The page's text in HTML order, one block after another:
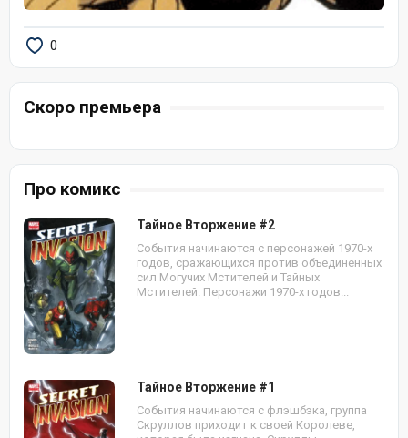
0
Скоро премьера
Про комикс
Тайное Вторжение #2
События начинаются с персонажей 1970-х
годов, сражающихся против объединенных
сил Могучих Мстителей и Тайных
Мстителей. Персонажи 1970-х годов...
Тайное Вторжение #1
События начинаются с флэшбэка, группа
Скруллов приходит к своей Королеве,